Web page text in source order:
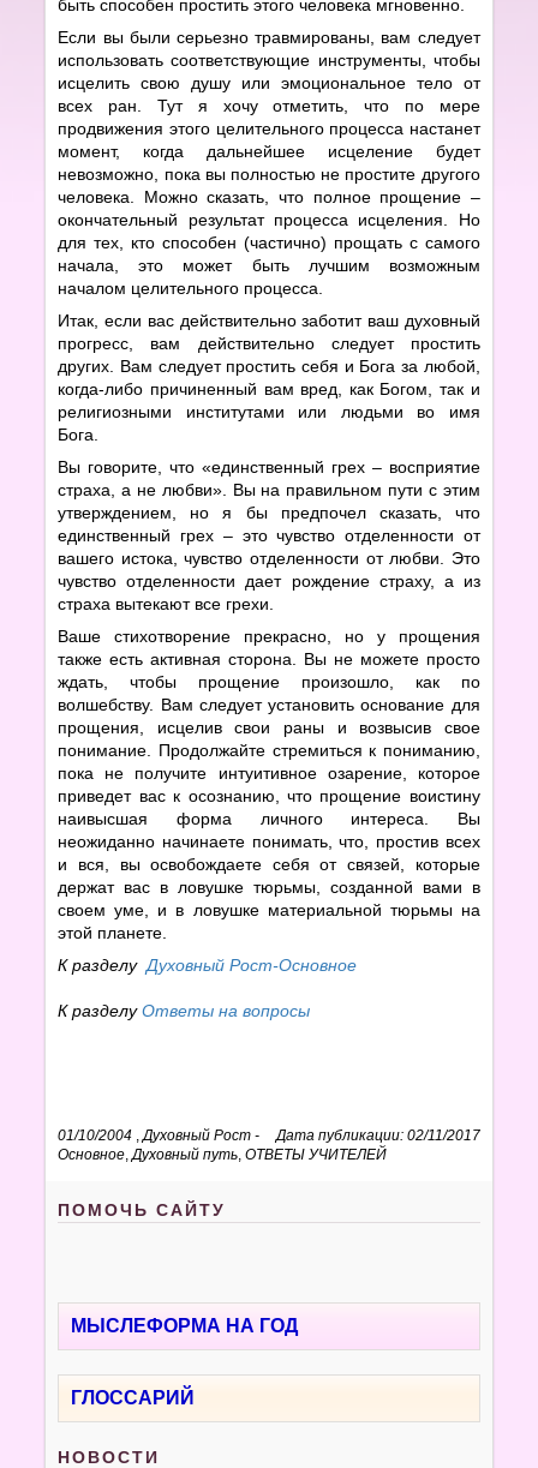
быть способен простить этого человека мгновенно.
Если вы были серьезно травмированы, вам следует
использовать соответствующие инструменты, чтобы
исцелить свою душу или эмоциональное тело от
всех ран. Тут я хочу отметить, что по мере
продвижения этого целительного процесса настанет
момент, когда дальнейшее исцеление будет
невозможно, пока вы полностью не простите другого
человека. Можно сказать, что полное прощение –
окончательный результат процесса исцеления. Но
для тех, кто способен (частично) прощать с самого
начала, это может быть лучшим возможным
началом целительного процесса.
Итак, если вас действительно заботит ваш духовный
прогресс, вам действительно следует простить
других. Вам следует простить себя и Бога за любой,
когда-либо причиненный вам вред, как Богом, так и
религиозными институтами или людьми во имя
Бога.
Вы говорите, что «единственный грех – восприятие
страха, а не любви». Вы на правильном пути с этим
утверждением, но я бы предпочел сказать, что
единственный грех – это чувство отделенности от
вашего истока, чувство отделенности от любви. Это
чувство отделенности дает рождение страху, а из
страха вытекают все грехи.
Ваше стихотворение прекрасно, но у прощения
также есть активная сторона. Вы не можете просто
ждать, чтобы прощение произошло, как по
волшебству. Вам следует установить основание для
прощения, исцелив свои раны и возвысив свое
понимание. Продолжайте стремиться к пониманию,
пока не получите интуитивное озарение, которое
приведет вас к осознанию, что прощение воистину
наивысшая форма личного интереса. Вы
неожиданно начинаете понимать, что, простив всех
и вся, вы освобождаете себя от связей, которые
держат вас в ловушке тюрьмы, созданной вами в
своем уме, и в ловушке материальной тюрьмы на
этой планете.
К разделуДуховный Рост-Основное
К разделуОтветы на вопросы
01/10/2004 Дата публикации: 02/11/2017
,Духовный Рост -
Основное ,Духовный путь ,ОТВЕТЫ УЧИТЕЛЕЙ
ПОМОЧЬ САЙТУ
МЫСЛЕФОРМА НА ГОД
ГЛОССАРИЙ
НОВОСТИ